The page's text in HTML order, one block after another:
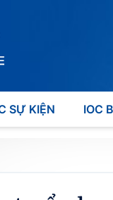
SỰ KIỆN IOC